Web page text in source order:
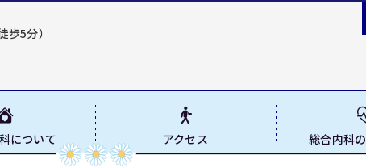
歩5分）
について アクセス 総合内科の